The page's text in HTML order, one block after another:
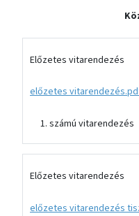
Előzetes vitarendezés
előzetes
számú vitarendezés
Előzetes vitarendezés
előzetes vitarendezés